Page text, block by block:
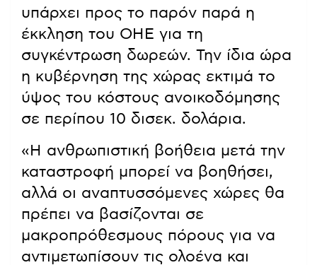
υπάρχει προς το παρόν παρά η
έκκληση του ΟΗΕ για τη
συγκέντρωση δωρεών. Την ίδια ώρα
η κυβέρνηση της χώρας εκτιμά το
ύψος του κόστους ανοικοδόμησης
σε περίπου 10 δισεκ. δολάρια.
«Η ανθρωπιστική βοήθεια μετά την
καταστροφή μπορεί να βοηθήσει,
αλλά οι αναπτυσσόμενες χώρες θα
πρέπει να βασίζονται σε
μακροπρόθεσμους πόρους για να
αντιμετωπίσουν τις ολοένα και